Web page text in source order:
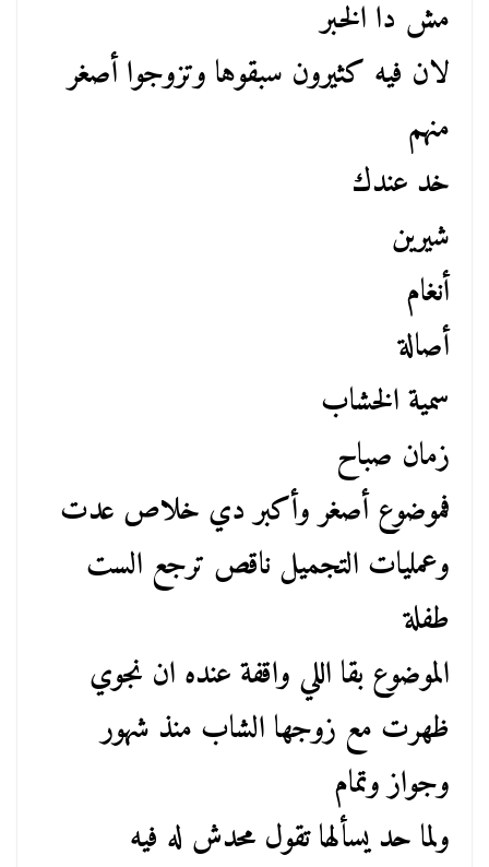
مش دا الخبر
لان فيه كثيرون سبقوها وتزوجوا أصغر
منهم
خد عندك
شيرين
أنغام
أصالة
سمية الخشاب
زمان صباح
فموضوع أصغر وأكبر دي خلاص عدت
وعمليات التجميل ناقص ترجع الست
طفلة
الموضوع بقا اللي واقفة عنده ان نجوي
ظهرت مع زوجها الشاب منذ شهور
وجواز وتمام
ولما حد يسألها تقول محدش له فيه